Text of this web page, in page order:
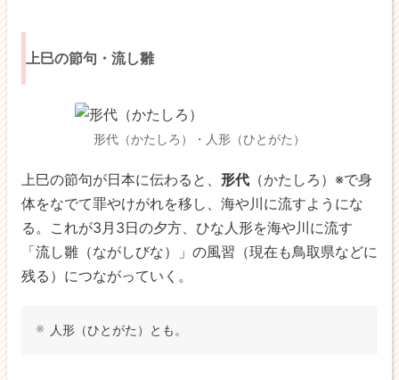
上巳の節句・流し雛
形代（かたしろ）・人形（ひとがた）
上巳の節句が日本に伝わると、 形代 （かたしろ）※で身
体をなでて罪やけがれを移し、海や川に流すようにな
る。これが3月3日の夕方、ひな人形を海や川に流す
「流し雛（ながしびな）」の風習（現在も鳥取県などに
残る）につながっていく。
人形（ひとがた）とも。